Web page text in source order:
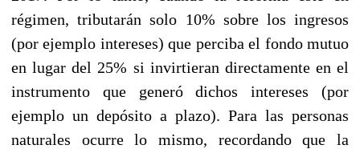
régimen, tributarán solo 10% sobre los ingresos
(por ejemplo intereses) que perciba el fondo mutuo
en lugar del 25% si invirtieran directamente en el
instrumento que generó dichos intereses (por
ejemplo un depósito a plazo). Para las personas
naturales ocurre lo mismo, recordando que la